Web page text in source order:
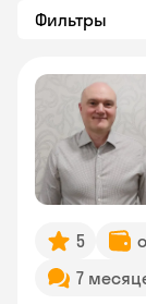
Фильтры
5
7